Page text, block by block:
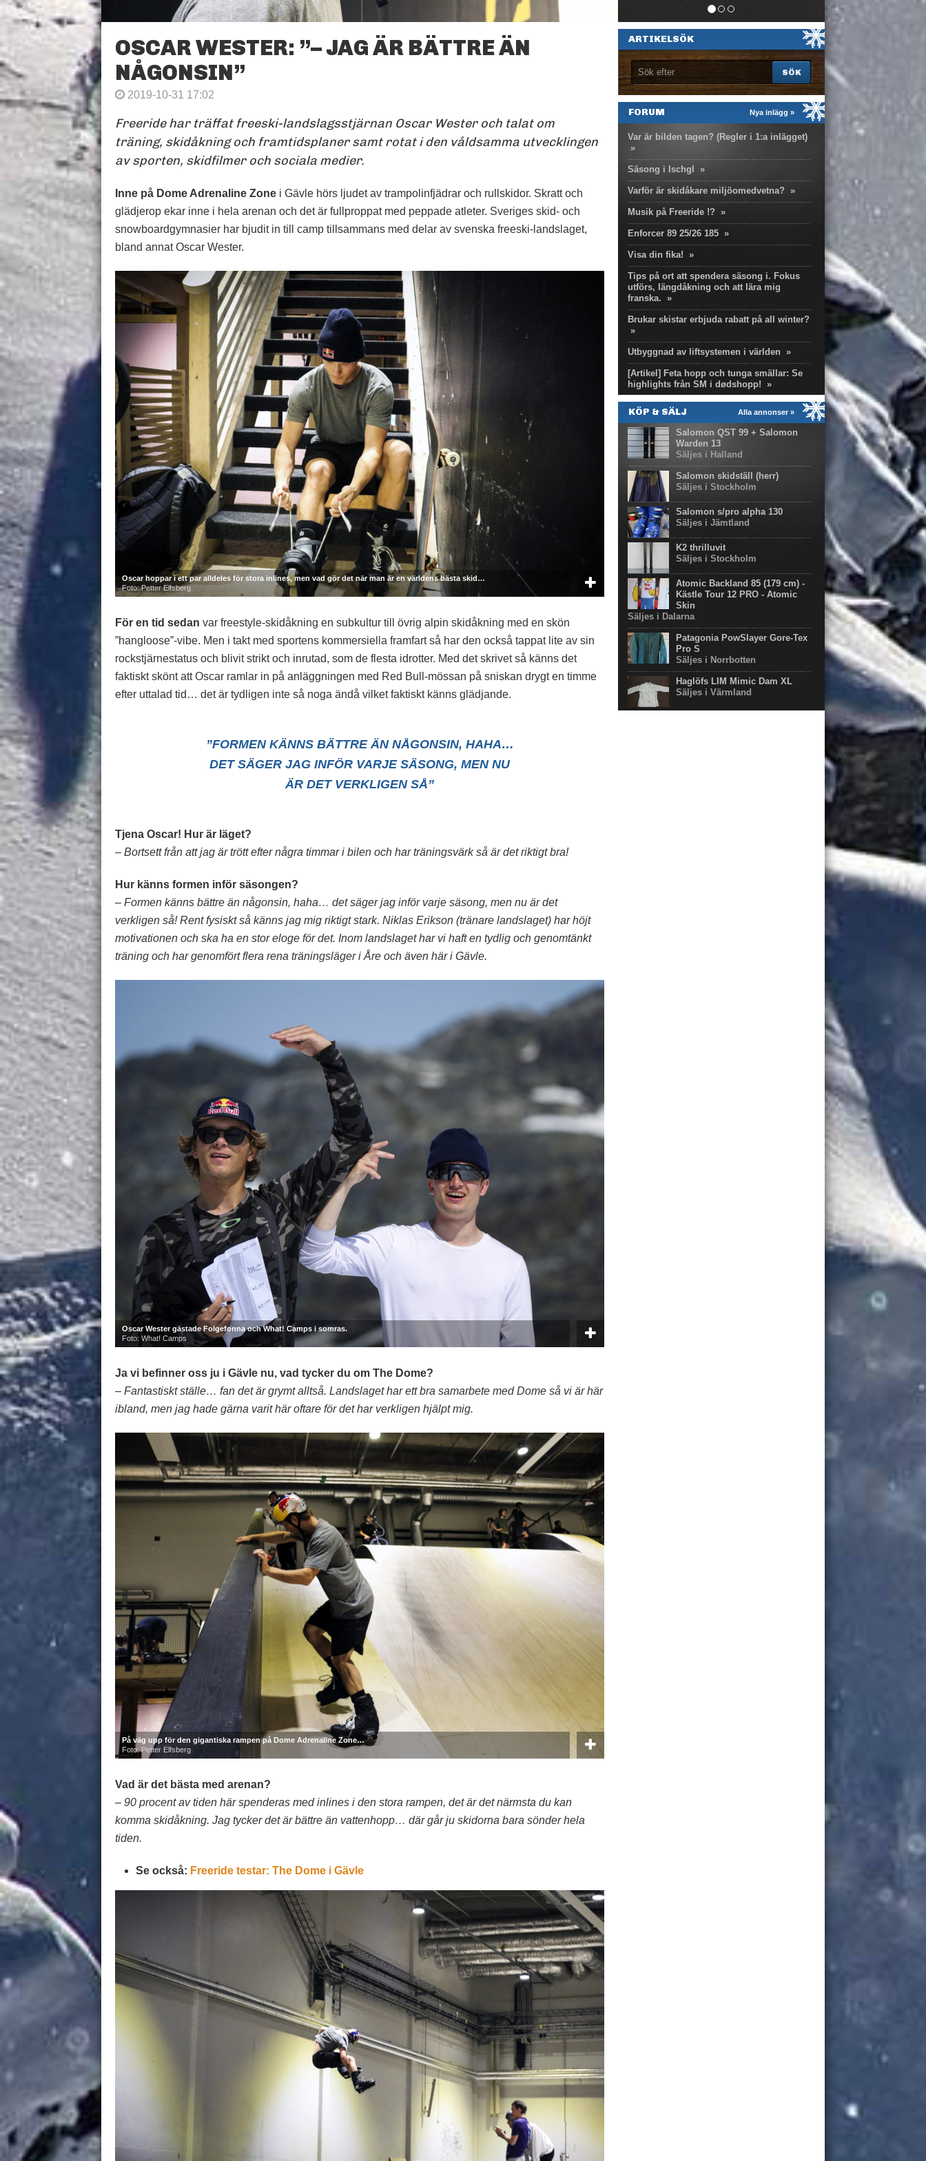
OSCAR WESTER: ”– JAG ÄR BÄTTRE ÄN
NÅGONSIN”
2019-10-31 17:02
Freeride har träffat freeski-landslagsstjärnan Oscar Wester och talat om
träning, skidåkning och framtidsplaner samt rotat i den våldsamma utvecklingen
av sporten, skidfilmer och sociala medier.
Inne på Dome Adrenaline Zone i Gävle hörs ljudet av trampolinfjädrar och rullskidor. Skratt och
glädjerop ekar inne i hela arenan och det är fullproppat med peppade atleter. Sveriges skid- och
snowboardgymnasier har bjudit in till camp tillsammans med delar av svenska freeski-landslaget,
bland annat Oscar Wester.
Oscar hoppar i ett par alldeles för stora inlines, men vad gör det när man är en världens bästa skid…
Foto: Petter Elfsberg
För en tid sedan var freestyle-skidåkning en subkultur till övrig alpin skidåkning med en skön
”hangloose”-vibe. Men i takt med sportens kommersiella framfart så har den också tappat lite av sin
rockstjärnestatus och blivit strikt och inrutad, som de flesta idrotter. Med det skrivet så känns det
faktiskt skönt att Oscar ramlar in på anläggningen med Red Bull-mössan på sniskan drygt en timme
efter uttalad tid… det är tydligen inte så noga ändå vilket faktiskt känns glädjande.
”FORMEN KÄNNS BÄTTRE ÄN NÅGONSIN, HAHA…
DET SÄGER JAG INFÖR VARJE SÄSONG, MEN NU
ÄR DET VERKLIGEN SÅ”
Tjena Oscar! Hur är läget?
– Bortsett från att jag är trött efter några timmar i bilen och har träningsvärk så är det riktigt bra!
Hur känns formen inför säsongen?
– Formen känns bättre än någonsin, haha… det säger jag inför varje säsong, men nu är det
verkligen så! Rent fysiskt så känns jag mig riktigt stark. Niklas Erikson (tränare landslaget) har höjt
motivationen och ska ha en stor eloge för det. Inom landslaget har vi haft en tydlig och genomtänkt
träning och har genomfört flera rena träningsläger i Åre och även här i Gävle.
Oscar Wester gästade Folgefonna och What! Camps i somras.
Foto: What! Camps
Ja vi befinner oss ju i Gävle nu, vad tycker du om The Dome?
– Fantastiskt ställe… fan det är grymt alltså. Landslaget har ett bra samarbete med Dome så vi är här
ibland, men jag hade gärna varit här oftare för det har verkligen hjälpt mig.
På väg upp för den gigantiska rampen på Dome Adrenaline Zone…
Foto: Petter Elfsberg
Vad är det bästa med arenan?
– 90 procent av tiden här spenderas med inlines i den stora rampen, det är det närmsta du kan
komma skidåkning. Jag tycker det är bättre än vattenhopp… där går ju skidorna bara sönder hela
tiden.
Se också: Freeride testar: The Dome i Gävle
ARTIKELSÖK
Nya inlägg »
FORUM
Var är bilden tagen? (Regler i 1:a inlägget)
»
Säsong i Ischgl »
Varför är skidåkare miljöomedvetna? »
Musik på Freeride !? »
Enforcer 89 25/26 185 »
Visa din fika! »
Tips på ort att spendera säsong i. Fokus
utförs, längdåkning och att lära mig
franska. »
Brukar skistar erbjuda rabatt på all winter?
»
Utbyggnad av liftsystemen i världen »
[Artikel] Feta hopp och tunga smällar: Se
highlights från SM i dødshopp! »
Alla annonser »
KÖP & SÄLJ
Salomon QST 99 + Salomon
Warden 13
Säljes i Halland
Salomon skidställ (herr)
Säljes i Stockholm
Salomon s/pro alpha 130
Säljes i Jämtland
K2 thrilluvit
Säljes i Stockholm
Atomic Backland 85 (179 cm) -
Kästle Tour 12 PRO - Atomic
Skin
Säljes i Dalarna
Patagonia PowSlayer Gore-Tex
Pro S
Säljes i Norrbotten
Haglöfs LIM Mimic Dam XL
Säljes i Värmland